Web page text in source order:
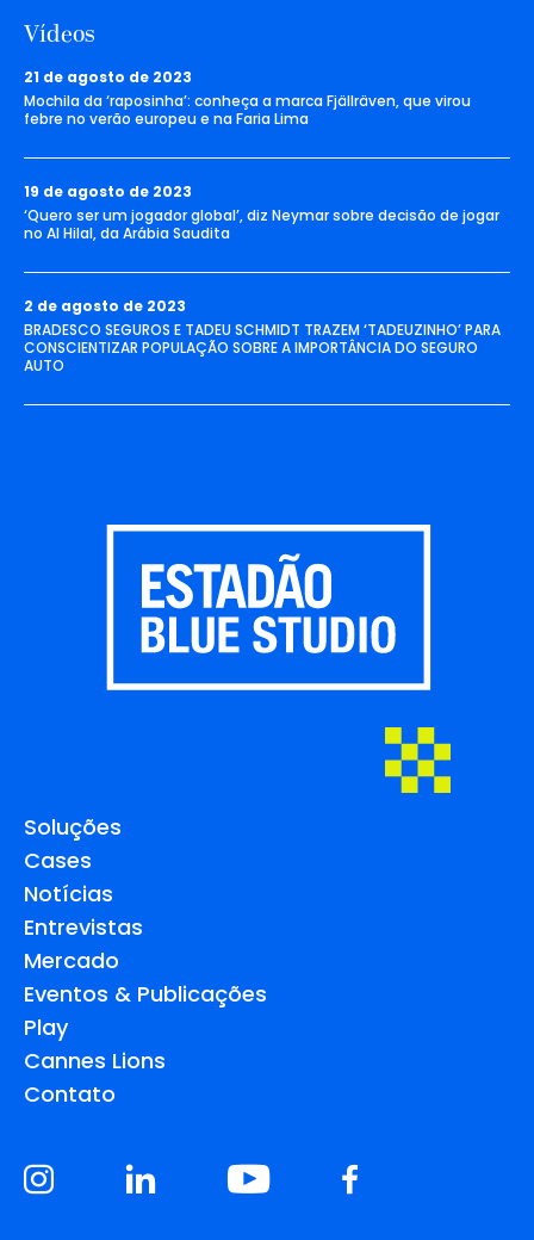
Vídeos
21 de agosto de 2023
Mochila da ‘raposinha’: conheça a marca Fjällräven, que virou
febre no verão europeu e na Faria Lima
19 de agosto de 2023
‘Quero ser um jogador global’, diz Neymar sobre decisão de jogar
no Al Hilal, da Arábia Saudita
2 de agosto de 2023
BRADESCO SEGUROS E TADEU SCHMIDT TRAZEM ‘TADEUZINHO’ PARA
CONSCIENTIZAR POPULAÇÃO SOBRE A IMPORTÂNCIA DO SEGURO
AUTO
Soluções
Cases
Notícias
Entrevistas
Mercado
Eventos & Publicações
Play
Cannes Lions
Contato